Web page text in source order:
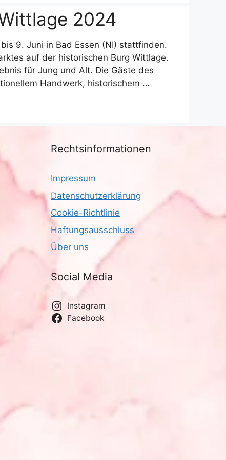
2024
9. Juni in Bad Essen (NI) stattfinden.
auf der historischen Burg Wittlage.
für Jung und Alt. Die Gäste des
Handwerk, historischem …
Rechtsinformationen
Impressum
Datenschutzerklärung
Cookie-Richtlinie
Haftungsausschluss
Über uns
Social Media
Instagram
Facebook